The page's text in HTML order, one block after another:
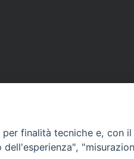
finalità tecniche e, con